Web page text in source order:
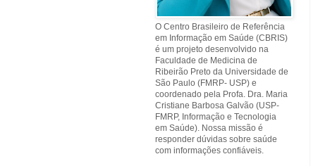
O Centro Brasileiro de Referência
em Informação em Saúde (CBRIS)
é um projeto desenvolvido na
Faculdade de Medicina de
Ribeirão Preto da Universidade de
São Paulo (FMRP- USP) e
coordenado pela Profa. Dra. Maria
Cristiane Barbosa Galvão (USP-
FMRP, Informação e Tecnologia
em Saúde). Nossa missão é
responder dúvidas sobre saúde
com informações confiáveis.